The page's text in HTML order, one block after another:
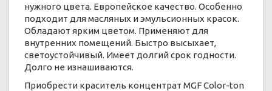
нужного цвета. Европейское качество. Особенно
подходит для масляных и эмульсионных красок.
Обладают ярким цветом. Применяют для
внутренних помещений. Быстро высыхает,
светоустойчивый. Имеет долгий срок годности.
Долго не изнашиваются.
Приобрести краситель концентрат MGF Color-ton